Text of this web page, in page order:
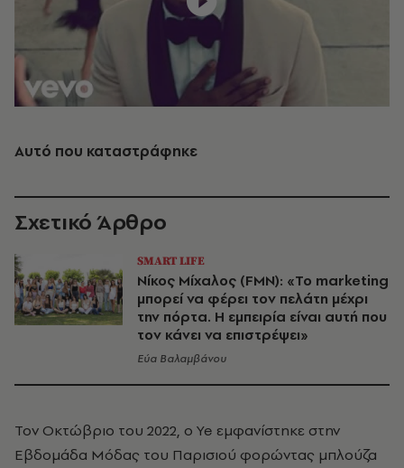
Αυτό που καταστράφηκε
Σχετικό Άρθρο
SMART LIFE
Νίκος Μίχαλος (FMN): «Το marketing
μπορεί να φέρει τον πελάτη μέχρι
την πόρτα. Η εμπειρία είναι αυτή που
τον κάνει να επιστρέψει»
Εύα Βαλαμβάνου
Τον Οκτώβριο του 2022, ο Ye εμφανίστηκε στην
Εβδομάδα Μόδας του Παρισιού φορώντας μπλούζα